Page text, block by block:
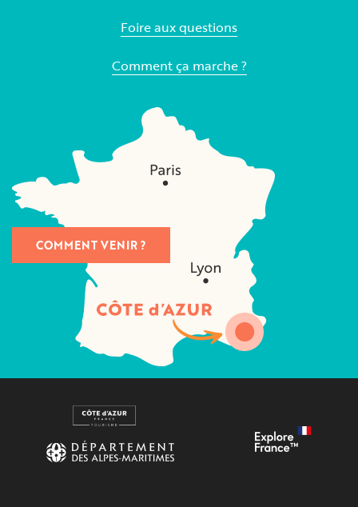
Foire aux questions
Comment ça marche ?
COMMENT VENIR ?